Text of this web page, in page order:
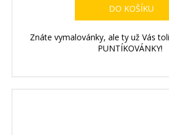
DO KOŠÍKU
Znáte vymalovánky, ale ty už Vás
PUNTÍKOVÁNKY!